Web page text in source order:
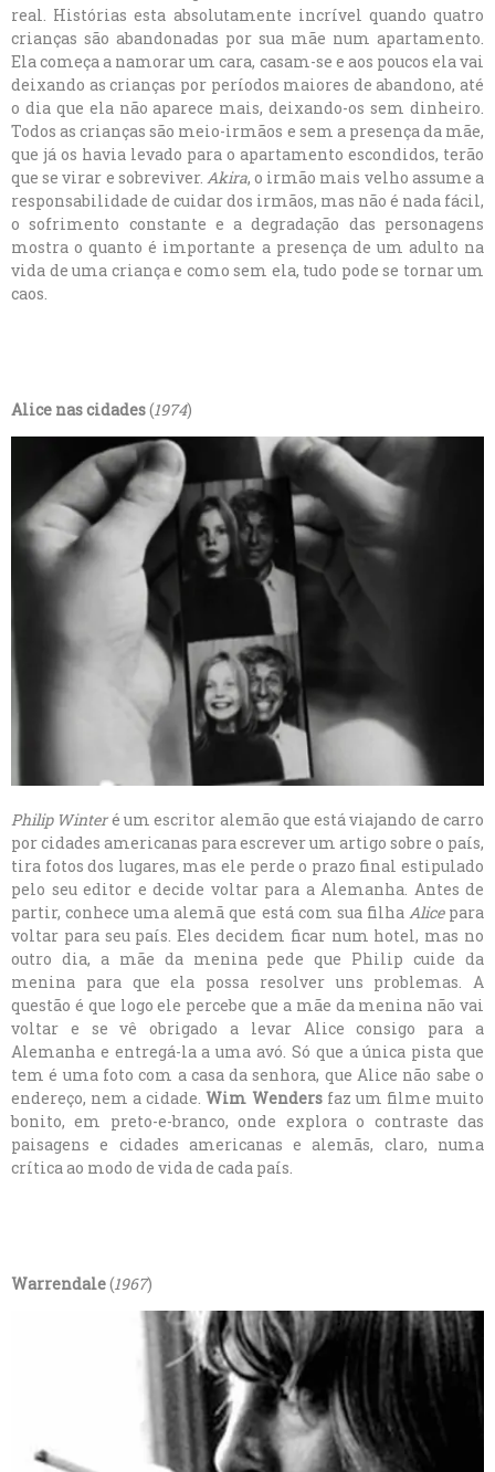
real. Histórias esta absolutamente incrível quando quatro
crianças são abandonadas por sua mãe num apartamento.
Ela começa a namorar um cara, casam-se e aos poucos ela vai
deixando as crianças por períodos maiores de abandono, até
o dia que ela não aparece mais, deixando-os sem dinheiro.
Todos as crianças são meio-irmãos e sem a presença da mãe,
que já os havia levado para o apartamento escondidos, terão
que se virar e sobreviver. Akira, o irmão mais velho assume a
responsabilidade de cuidar dos irmãos, mas não é nada fácil,
o sofrimento constante e a degradação das personagens
mostra o quanto é importante a presença de um adulto na
vida de uma criança e como sem ela, tudo pode se tornar um
caos.
Alice nas cidades(1974)
Philip Winteré um escritor alemão que está viajando de carro
por cidades americanas para escrever um artigo sobre o país,
tira fotos dos lugares, mas ele perde o prazo final estipulado
pelo seu editor e decide voltar para a Alemanha. Antes de
partir, conhece uma alemã que está com sua filha Alicepara
voltar para seu país. Eles decidem ficar num hotel, mas no
outro dia, a mãe da menina pede que Philip cuide da
menina para que ela possa resolver uns problemas. A
questão é que logo ele percebe que a mãe da menina não vai
voltar e se vê obrigado a levar Alice consigo para a
Alemanha e entregá-la a uma avó. Só que a única pista que
tem é uma foto com a casa da senhora, que Alice não sabe o
endereço, nem a cidade.Wim Wendersfaz um filme muito
bonito, em preto-e-branco, onde explora o contraste das
paisagens e cidades americanas e alemãs, claro, numa
crítica ao modo de vida de cada país.
Warrendale(1967)